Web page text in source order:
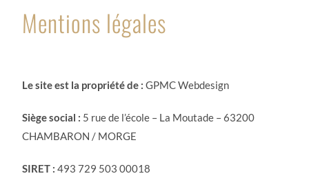
Mentions légales
Le site est la propriété de : GPMC Webdesign
Siège social : 5 rue de l’école – La Moutade – 63200
CHAMBARON / MORGE
SIRET : 493 729 503 00018